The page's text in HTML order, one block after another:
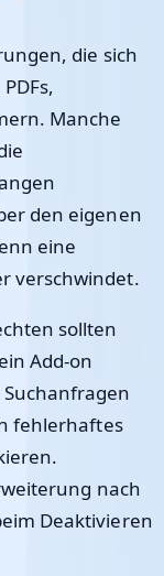
die sich
Manche
den eigenen
eine
verschwindet.
sollten
Add-on
fehlerhaftes
nach
Deaktivieren